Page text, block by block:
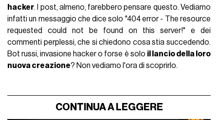
hacker. I post, almeno, farebbero pensare questo. Vediamo
infatti un messaggio che dice solo "404 error - The resource
requested could not be found on this server!" e dei
commenti perplessi, che si chiedono cosa stia succedendo.
Bot russi, invasione hacker o forse è solo il lancio della loro
nuova creazione? Non vediamo l'ora di scoprirlo.
CONTINUA A LEGGERE